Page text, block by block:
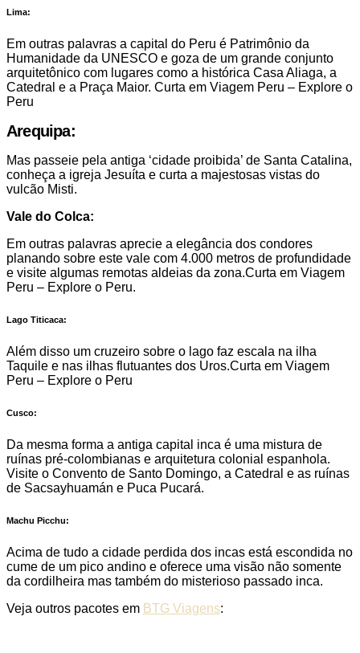
Lima:
Em outras palavras a capital do Peru é Patrimônio da
Humanidade da UNESCO e goza de um grande conjunto
arquitetônico com lugares como a histórica Casa Aliaga, a
Catedral e a Praça Maior. Curta em Viagem Peru – Explore o
Peru
Arequipa:
Mas passeie pela antiga ‘cidade proibida’ de Santa Catalina,
conheça a igreja Jesuíta e curta a majestosas vistas do
vulcão Misti.
Vale do Colca:
Em outras palavras aprecie a elegância dos condores
planando sobre este vale com 4.000 metros de profundidade
e visite algumas remotas aldeias da zona.Curta em Viagem
Peru – Explore o Peru.
Lago Titicaca:
Além disso um cruzeiro sobre o lago faz escala na ilha
Taquile e nas ilhas flutuantes dos Uros.Curta em Viagem
Peru – Explore o Peru
Cusco:
Da mesma forma a antiga capital inca é uma mistura de
ruínas pré-colombianas e arquitetura colonial espanhola.
Visite o Convento de Santo Domingo, a Catedral e as ruínas
de Sacsayhuamán e Puca Pucará.
Machu Picchu:
Acima de tudo a cidade perdida dos incas está escondida no
cume de um pico andino e oferece uma visão não somente
da cordilheira mas também do misterioso passado inca.
Veja outros pacotes em BTG Viagens: